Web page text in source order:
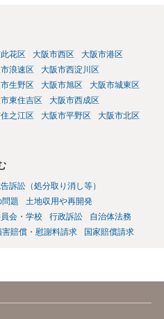
も良いかと思います。
花区 大阪市西区
大阪市港区
浪速区
大阪市西淀川区
生野区 大阪市旭区
大阪市城東区
東住吉区
大阪市西成区
之江区 大阪市平野区
大阪市北区
訴訟（処分取り消し等）
題
土地収用や再開発
会・学校 行政訴訟
自治体法務
賠償・慰謝料請求 国家賠償請求